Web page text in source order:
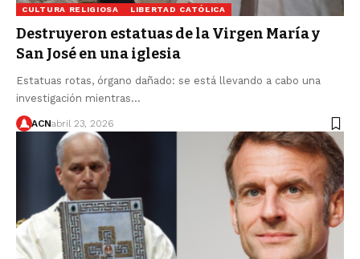
CULTURA RELIGIOSA LIBERTAD CATÓLICA
Destruyeron estatuas de la Virgen María y
San José en una iglesia
Estatuas rotas, órgano dañado: se está llevando a cabo una
investigación mientras…
ACNabril 23, 2026